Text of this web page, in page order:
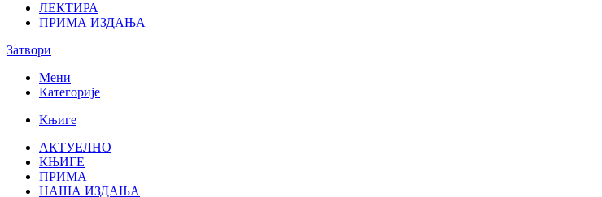
ЛЕКТИРА
ПРИМА ИЗДАЊА
Затвори
Мени
Категорије
Књиге
АКТУЕЛНО
КЊИГЕ
ПРИМА
НАША ИЗДАЊА